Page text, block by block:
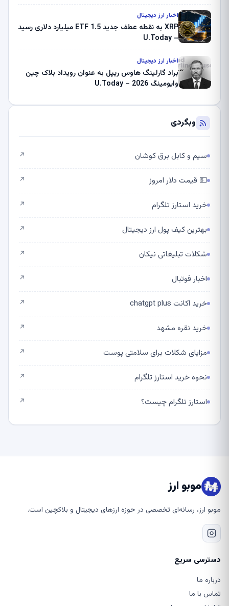
اخبار ارز دیجیتال
XRP به نقطه عطف جدید ETF 1.5 میلیارد دلاری رسید
– U.Today
اخبار ارز دیجیتال
براد گارلینگ هاوس ریپل به عنوان رویداد بلاک چین
وایومینگ 2026 – U.Today
وبگردی
سیم و کابل برق کوشان ↗
💵 قیمت دلار امروز ↗
خرید استارز تلگرام ↗
بهترین کیف پول ارز دیجیتال ↗
شکلات تبلیغاتی نیکان ↗
اخبار فوتبال ↗
خرید اکانت chatgpt plus ↗
خرید نقره مشهد ↗
مزایای شکلات برای سلامتی پوست ↗
نحوه خرید استارز تلگرام ↗
استارز تلگرام چیست؟ ↗
موبو ارز
موبو ارز، رسانه‌ای تخصصی در حوزه ارزهای دیجیتال و بلاکچین است.
دسترسی سریع
درباره ما
تماس با ما